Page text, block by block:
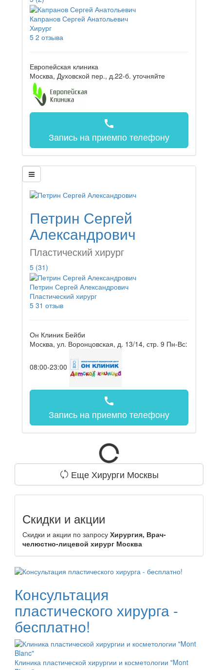
Капранов Сергей Анатольевич
Хирург
5 2 отзыва
Европейская клиника
Москва, Духовской пер., д.22-б. уточняйте
call
Запись на приемпо телефону
Петрин Сергей
Александрович
Пластический хирург
5 (31)
Петрин Сергей Александрович
Пластический хирург
5 31 отзыв
Он Клиник Бейби
Москва, ул. Воронцовская, д. 13/14, стр. 9 Пн-Вс:
08:00-23:00
call
Запись на приемпо телефону
Еще Хирурги Москвы
Скидки и акции
Скидки и акции по запросу Хирургия, Врач-
челюстно-лицевой хирург Москва
Консультация
пластического хирурга -
бесплатно!
Клиника пластической хирургии и косметологии "Mont